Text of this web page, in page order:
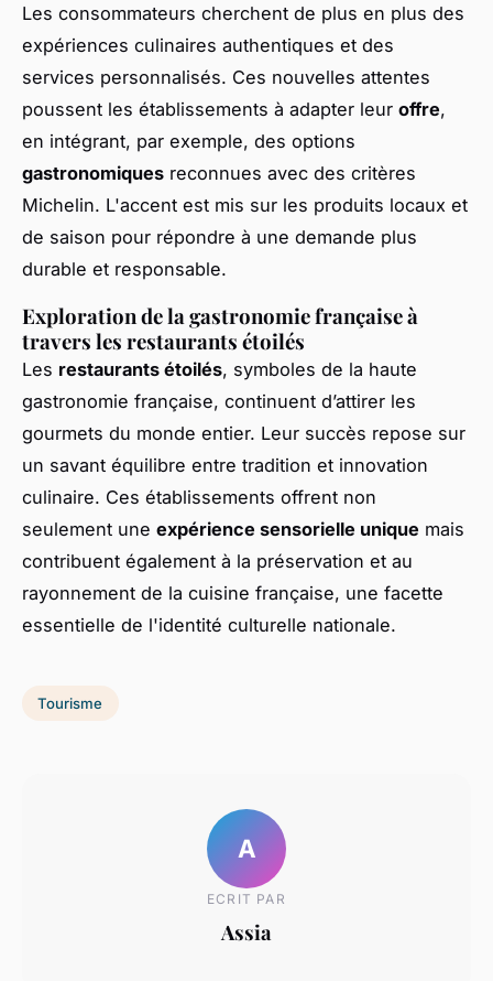
Les consommateurs cherchent de plus en plus des
expériences culinaires authentiques et des
services personnalisés. Ces nouvelles attentes
poussent les établissements à adapter leur offre,
en intégrant, par exemple, des options
gastronomiques reconnues avec des critères
Michelin. L'accent est mis sur les produits locaux et
de saison pour répondre à une demande plus
durable et responsable.
Exploration de la gastronomie française à
travers les restaurants étoilés
Les restaurants étoilés, symboles de la haute
gastronomie française, continuent d’attirer les
gourmets du monde entier. Leur succès repose sur
un savant équilibre entre tradition et innovation
culinaire. Ces établissements offrent non
seulement une expérience sensorielle unique mais
contribuent également à la préservation et au
rayonnement de la cuisine française, une facette
essentielle de l'identité culturelle nationale.
Tourisme
A
ECRIT PAR
Assia